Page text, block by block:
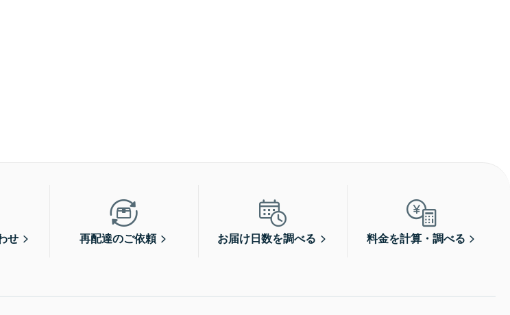
せ 再配達のご依頼 お届け日数を調べる 料金を計算・調べる